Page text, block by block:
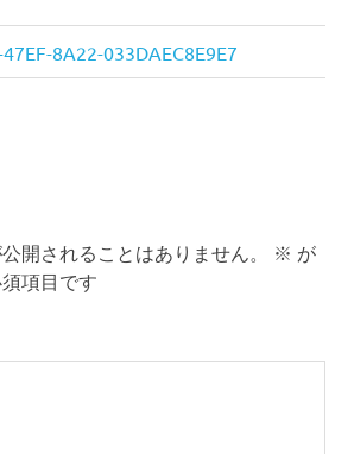
8A22-033DAEC8E9E7
開されることはありません。 ※ が
項目です